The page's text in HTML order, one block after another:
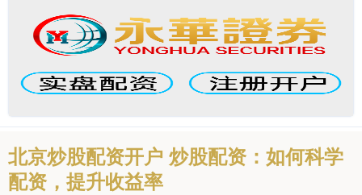
北京炒股配资开户 炒股配资：如何科学
配资，提升收益率